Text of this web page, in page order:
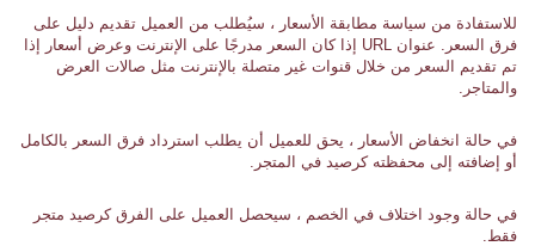
للاستفادة من سياسة مطابقة الأسعار ، سيُطلب من العميل تقديم دليل على
فرق السعر. عنوان URL إذا كان السعر مدرجًا على الإنترنت وعرض أسعار إذا
تم تقديم السعر من خلال قنوات غير متصلة بالإنترنت مثل صالات العرض
والمتاجر.
في حالة انخفاض الأسعار ، يحق للعميل أن يطلب استرداد فرق السعر بالكامل
أو إضافته إلى محفظته كرصيد في المتجر.
في حالة وجود اختلاف في الخصم ، سيحصل العميل على الفرق كرصيد متجر
فقط.